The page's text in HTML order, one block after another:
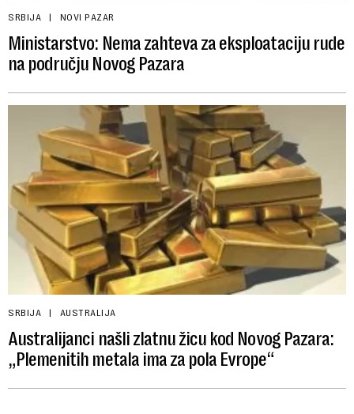
SRBIJA NOVI PAZAR
Ministarstvo: Nema zahteva za eksploataciju rude
na području Novog Pazara
SRBIJA AUSTRALIJA
Australijanci našli zlatnu žicu kod Novog Pazara:
„Plemenitih metala ima za pola Evrope“